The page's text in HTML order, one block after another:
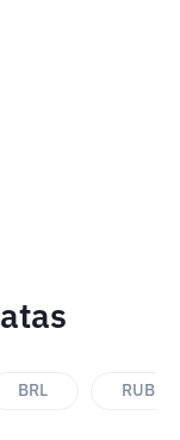
BRL RUB